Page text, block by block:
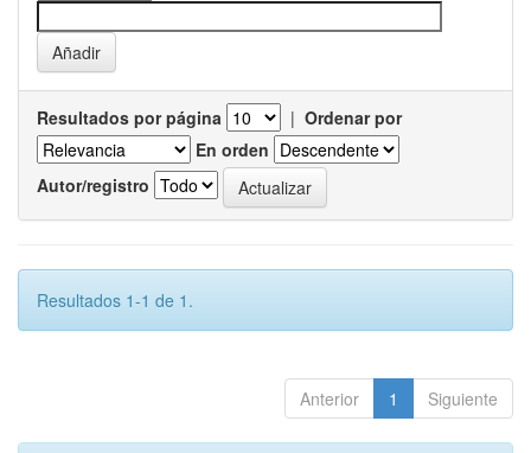
Resultados por página | Ordenar por
En orden
Autor/registro
Resultados 1-1 de 1.
Anterior 1 Siguiente